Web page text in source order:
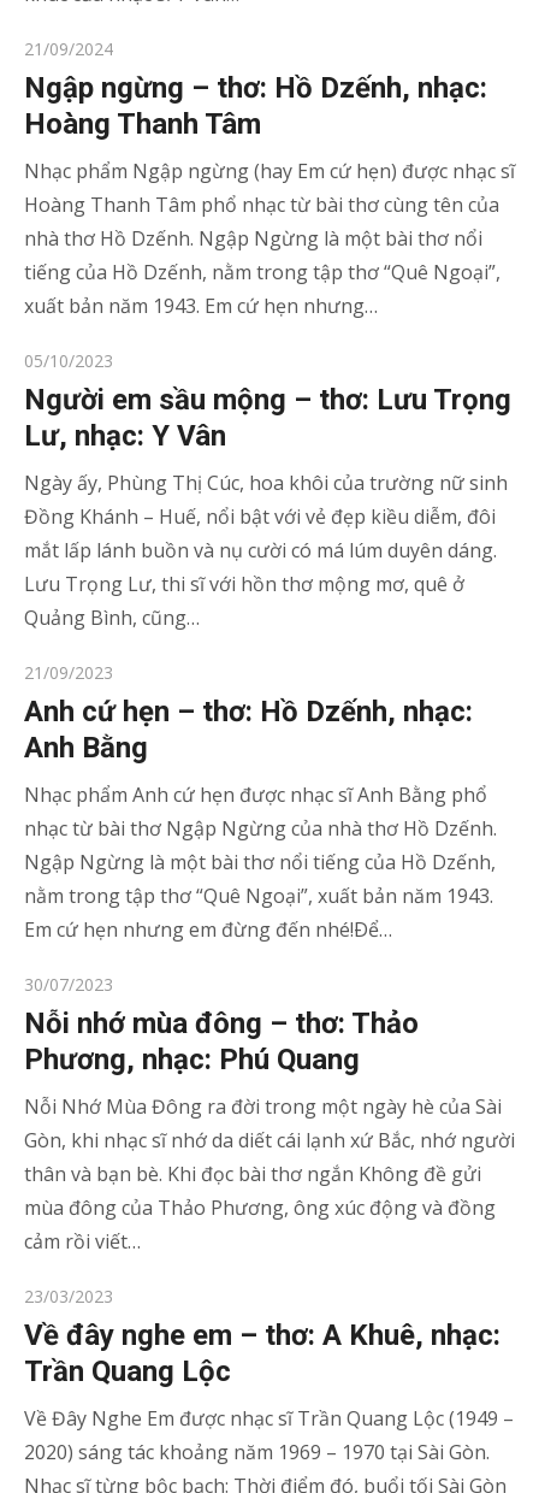
Posted
on
21/09/2024
Ngập ngừng – thơ: Hồ Dzếnh, nhạc:
Hoàng Thanh Tâm
Nhạc phẩm Ngập ngừng (hay Em cứ hẹn) được nhạc sĩ
Hoàng Thanh Tâm phổ nhạc từ bài thơ cùng tên của
nhà thơ Hồ Dzếnh. Ngập Ngừng là một bài thơ nổi
tiếng của Hồ Dzếnh, nằm trong tập thơ “Quê Ngoại”,
xuất bản năm 1943. Em cứ hẹn nhưng…
Posted
on
05/10/2023
Người em sầu mộng – thơ: Lưu Trọng
Lư, nhạc: Y Vân
Ngày ấy, Phùng Thị Cúc, hoa khôi của trường nữ sinh
Đồng Khánh – Huế, nổi bật với vẻ đẹp kiều diễm, đôi
mắt lấp lánh buồn và nụ cười có má lúm duyên dáng.
Lưu Trọng Lư, thi sĩ với hồn thơ mộng mơ, quê ở
Quảng Bình, cũng…
Posted
on
21/09/2023
Anh cứ hẹn – thơ: Hồ Dzếnh, nhạc:
Anh Bằng
Nhạc phẩm Anh cứ hẹn được nhạc sĩ Anh Bằng phổ
nhạc từ bài thơ Ngập Ngừng của nhà thơ Hồ Dzếnh.
Ngập Ngừng là một bài thơ nổi tiếng của Hồ Dzếnh,
nằm trong tập thơ “Quê Ngoại”, xuất bản năm 1943.
Em cứ hẹn nhưng em đừng đến nhé!Ðể…
Posted
on
30/07/2023
Nỗi nhớ mùa đông – thơ: Thảo
Phương, nhạc: Phú Quang
Nỗi Nhớ Mùa Đông ra đời trong một ngày hè của Sài
Gòn, khi nhạc sĩ nhớ da diết cái lạnh xứ Bắc, nhớ người
thân và bạn bè. Khi đọc bài thơ ngắn Không đề gửi
mùa đông của Thảo Phương, ông xúc động và đồng
cảm rồi viết…
Posted
on
23/03/2023
Về đây nghe em – thơ: A Khuê, nhạc:
Trần Quang Lộc
Về Đây Nghe Em được nhạc sĩ Trần Quang Lộc (1949 –
2020) sáng tác khoảng năm 1969 – 1970 tại Sài Gòn.
Nhạc sĩ từng bộc bạch: Thời điểm đó, buổi tối Sài Gòn